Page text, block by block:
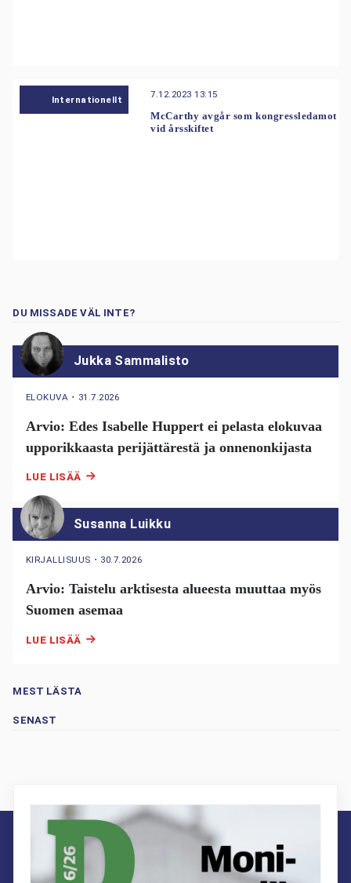
Internationellt 7.12.2023 13:15
McCarthy avgår som kongressledamot
vid årsskiftet
DU MISSADE VÄL INTE?
Jukka Sammalisto
ELOKUVA ・ 31.7.2026
Arvio: Edes Isabelle Huppert ei pelasta elokuvaa
upporikkaasta perijättärestä ja onnenonkijasta
LUE LISÄÄ
Susanna Luikku
KIRJALLISUUS ・ 30.7.2026
Arvio: Taistelu arktisesta alueesta muuttaa myös
Suomen asemaa
LUE LISÄÄ
MEST LÄSTA
SENAST